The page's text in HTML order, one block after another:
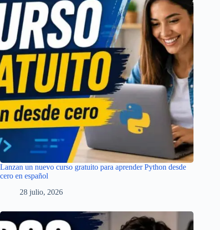
Lanzan un nuevo curso gratuito para aprender Python desde
cero en español
28 julio, 2026